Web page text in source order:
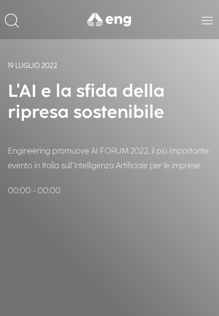
19 LUGLIO 2022
L'AI e la sfida della
ripresa sostenibile
Engineering promuove AI FORUM 2022, il più importante
evento in Italia sull'Intelligenza Artificiale per le imprese.
00:00 - 00:00